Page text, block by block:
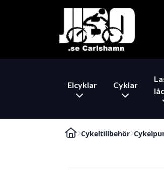
Elcyklar Cyklar
Cykeltillbehör